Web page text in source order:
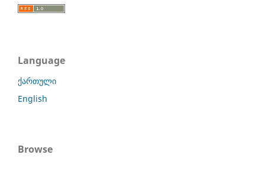
Language
ქართული
English
Browse